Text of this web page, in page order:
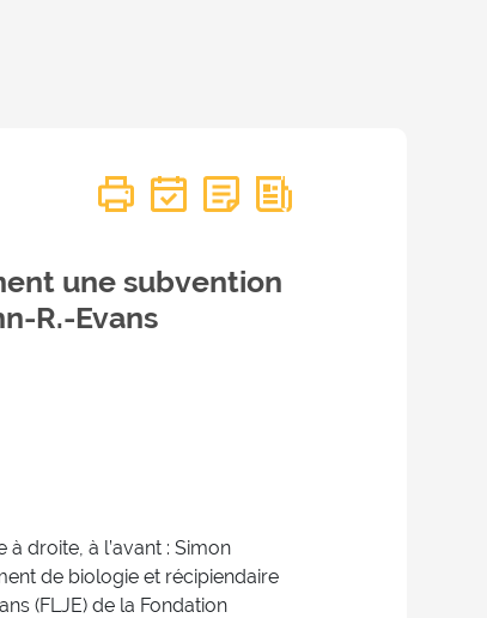
une subvention
R.-Evans
droite, à l’avant : Simon
de biologie et récipiendaire
(FLJE) de la Fondation